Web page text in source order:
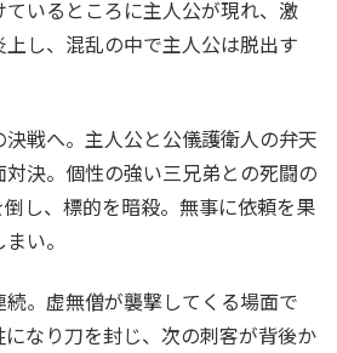
いるところに主人公が現れ、激
し、混乱の中で主人公は脱出す
戦へ。主人公と公儀護衛人の弁天
決。個性の強い三兄弟との死闘の
し、標的を暗殺。無事に依頼を果
い。
。虚無僧が襲撃してくる場面で
なり刀を封じ、次の刺客が背後か